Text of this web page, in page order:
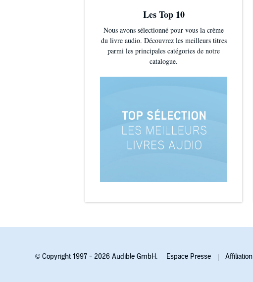
Les Top 10
Nous avons sélectionné pour vous la crème
du livre audio. Découvrez les meilleurs titres
parmi les principales catégories de notre
catalogue.
© Copyright 1997 - 2026 Audible GmbH. Espace Presse Affiliation